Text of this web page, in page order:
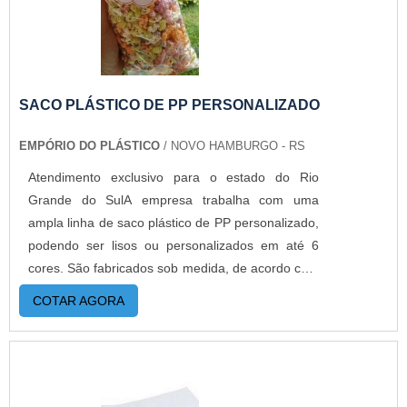
oferecido quanto com o cliente. EMPRESA DE
SACOS ZIP LOCK PERSONALIZADO COM
ETIQUETA A Empório do Plástico passou a
contratar a produção com fábricas ainda mais
modernas e custos reduzidos. Aumentando,
fracionada, até em pequenas quantidades. Para
saber mais informações, basta solicitar um
orçamento..
SACO PLÁSTICO DE PP PERSONALIZADO
EMPÓRIO DO PLÁSTICO / NOVO HAMBURGO - RS
Atendimento exclusivo para o estado do Rio
Grande do SulA empresa trabalha com uma
ampla linha de saco plástico de PP personalizado,
podendo ser lisos ou personalizados em até 6
cores. São fabricados sob medida, de acordo com
a necessidade de cada cliente. Além disso, esta
embalagem flexível poder ser fabricado com dois
tipos de adesivo: permanente e abre e
COTAR AGORA